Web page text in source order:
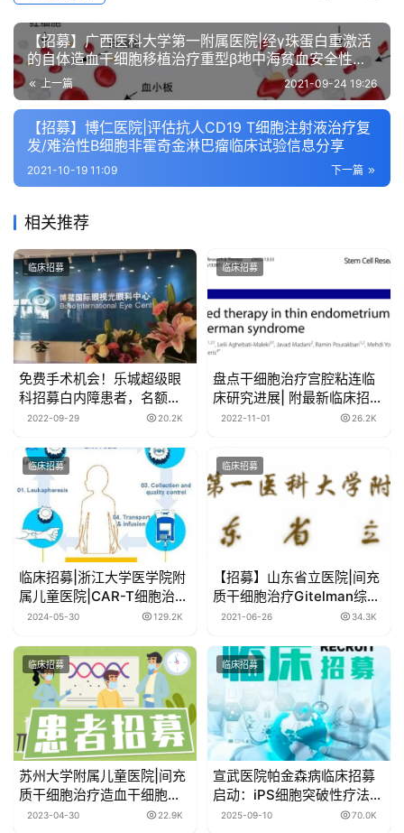
【招募】广西医科大学第一附属医院|经γ珠蛋白重激活
的自体造血干细胞移植治疗重型β地中海贫血安全性及
有效性的临床研究
上一篇 2021-09-24 19:26
【招募】博仁医院|评估抗人CD19 T细胞注射液治疗复
发/难治性B细胞非霍奇金淋巴瘤临床试验信息分享
下一篇
2021-10-19 11:09
相关推荐
临床招募
免费手术机会！乐城超级眼
科招募白内障患者，名额有
限，速约！
2022-09-29 20.2K
临床招募
盘点干细胞治疗宫腔粘连临
床研究进展| 附最新临床招募
信息
2022-11-01 26.2K
临床招募
临床招募|浙江大学医学院附
属儿童医院|CAR-T细胞治疗
难治性系统性红斑狼疮临床
2024-05-30 129.2K
临床招募
【招募】山东省立医院|间充
质干细胞治疗Gitelman综合
征（GS）平行对照临床研究
2021-06-26 34.3K
临床招募
苏州大学附属儿童医院|间充
质干细胞治疗造血干细胞移
植并发症的临床研究
2023-04-30 22.9K
临床招募
宣武医院帕金森病临床招募
启动：iPS细胞突破性疗法带
来新希望，名额有限！
2025-09-10 70.0K